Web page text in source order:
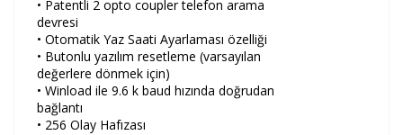
• Patentli 2 opto coupler telefon arama
devresi
• Otomatik Yaz Saati Ayarlaması özelliği
• Butonlu yazılım resetleme (varsayılan
değerlere dönmek için)
• Winload ile 9.6 k baud hızında doğrudan
bağlantı
• 256 Olay Hafızası